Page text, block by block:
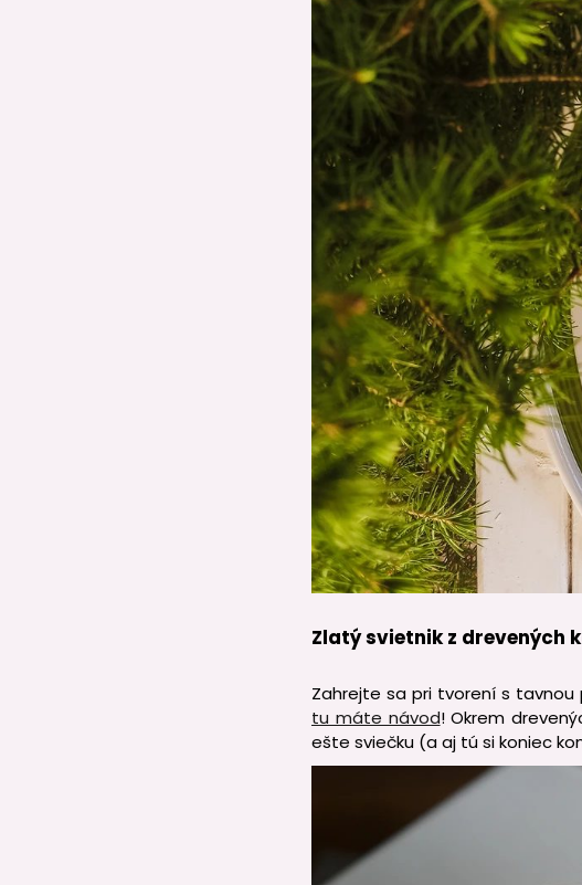
Zlatý svietnik z drevených
Zahrejte sa pri tvorení s
tu máte návod! Okrem
ešte sviečku (a aj tú si koniec